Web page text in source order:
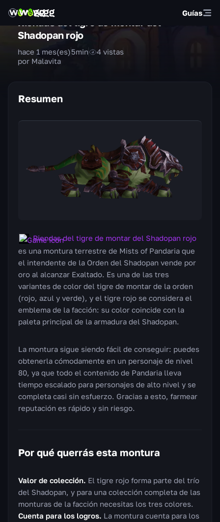
Guías
Shadopan rojo
por Malavita
hace 1 mes(es)5min 4 vistas
Resumen
Riendas del tigre de montar del Shadopan rojo
es una montura terrestre de Mists of Pandaria que
el intendente de la Orden del Shadopan vende por
oro al alcanzar Exaltado. Es una de las tres
variantes de color del tigre de montar de la orden
(rojo, azul y verde), y el tigre rojo se considera el
emblema de la facción: su color coincide con la
paleta principal de la armadura del Shadopan.
La montura sigue siendo fácil de conseguir: puedes
obtenerla cómodamente en un personaje de nivel
80, ya que todo el contenido de Pandaria lleva
tiempo escalado para personajes de alto nivel y se
completa casi sin esfuerzo. Gracias a esto, farmear
reputación es rápido y sin riesgo.
Por qué querrás esta montura
Valor de colección. El tigre rojo forma parte del trío
del Shadopan, y para una colección completa de las
monturas de la facción necesitas los tres colores.
Cuenta para los logros. La montura cuenta para los